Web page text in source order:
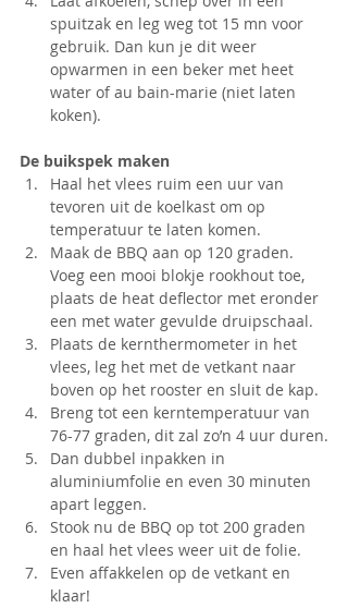
spuitzak en leg weg tot 15 mn voor
gebruik. Dan kun je dit weer
opwarmen in een beker met heet
water of au bain-marie (niet laten
koken).
De buikspek maken
Haal het vlees ruim een uur van
tevoren uit de koelkast om op
temperatuur te laten komen.
Maak de BBQ aan op 120 graden.
Voeg een mooi blokje rookhout toe,
plaats de heat deflector met eronder
een met water gevulde druipschaal.
Plaats de kernthermometer in het
vlees, leg het met de vetkant naar
boven op het rooster en sluit de kap.
Breng tot een kerntemperatuur van
76-77 graden, dit zal zo’n 4 uur duren.
Dan dubbel inpakken in
aluminiumfolie en even 30 minuten
apart leggen.
Stook nu de BBQ op tot 200 graden
en haal het vlees weer uit de folie.
Even affakkelen op de vetkant en
klaar!